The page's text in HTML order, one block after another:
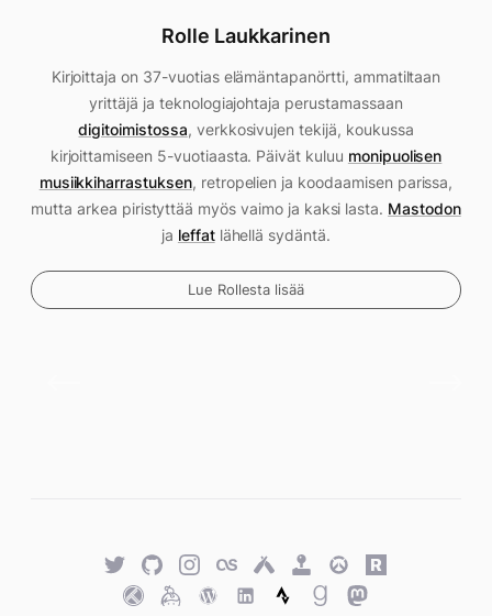
Rolle Laukkarinen
Kirjoittaja on 37-vuotias elämäntapanörtti, ammatiltaan
yrittäjä ja teknologiajohtaja perustamassaan
digitoimistossa, verkkosivujen tekijä, koukussa
kirjoittamiseen 5-vuotiaasta. Päivät kuluu monipuolisen
musiikkiharrastuksen, retropelien ja koodaamisen parissa,
mutta arkea piristyttää myös vaimo ja kaksi lasta. Mastodon
ja leffatlähellä sydäntä.
Lue Rollesta lisää
TwitterGitHubTwitterLast.fmUntappd
Retro
Achievements
Overwatch
Rawg.io
TraktKeybaseWordPress
WordPress
StravaGoodreads
Mastodon